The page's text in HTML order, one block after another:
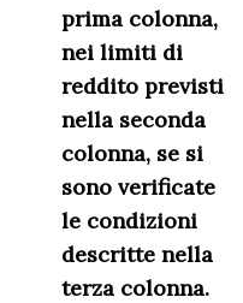
prima colonna,
nei limiti di
reddito previsti
nella seconda
colonna, se si
sono verificate
le condizioni
descritte nella
terza colonna.